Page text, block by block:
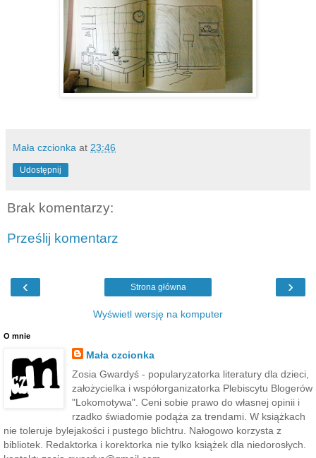
Mała czcionka at 23:46
Udostępnij
Brak komentarzy:
Prześlij komentarz
‹ ›
Strona główna
Wyświetl wersję na komputer
O mnie
Mała czcionka
Zosia Gwardyś - popularyzatorka literatury dla dzieci,
założycielka i współorganizatorka Plebiscytu Blogerów
"Lokomotywa". Ceni sobie prawo do własnej opinii i
rzadko świadomie podąża za trendami. W książkach
nie toleruje bylejakości i pustego blichtru. Nałogowo korzysta z
bibliotek. Redaktorka i korektorka nie tylko książek dla niedorosłych.